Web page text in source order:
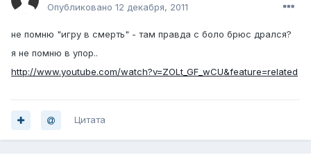
Опубликовано 12 декабря, 2011
не помню "игру в смерть" - там правда с боло брюс дрался?
я не помню в упор..
http://www.youtube.com/watch?v=ZOLt_GF_wCU&feature=related
Цитата